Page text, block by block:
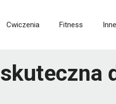
Cwiczenia Fitness